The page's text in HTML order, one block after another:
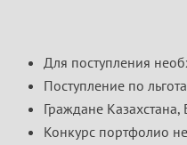
Для поступления
Поступление по
Граждане
Конкурс портфолио